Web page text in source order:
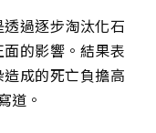
透過逐步淘汰化石
的影響。結果表
成的死亡負擔高
道。